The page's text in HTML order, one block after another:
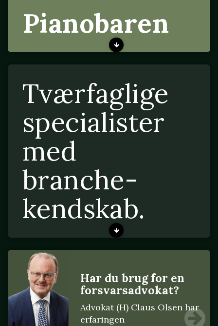
Pianobaren
Tværfaglige
specialister
med
branche-
kendskab.
Har du brug for en
forsvarsadvokat?
Advokat (H) Claus Olsen har
erfaringen